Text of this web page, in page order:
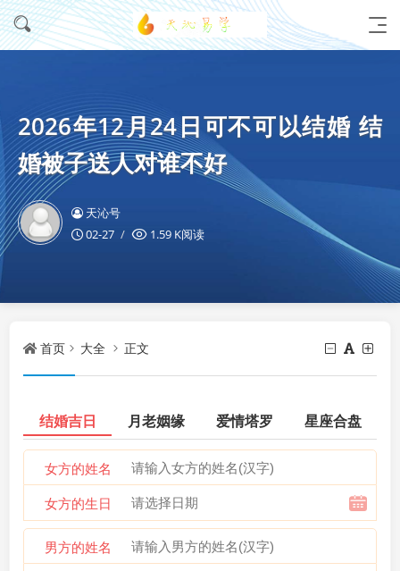
2026年12月24日可不可以结婚 结
婚被子送人对谁不好
天沁号
02-27
1.59 K阅读
首页 大全 正文
结婚吉日 月老姻缘 爱情塔罗 星座合盘
女方的姓名
女方的生日
男方的姓名